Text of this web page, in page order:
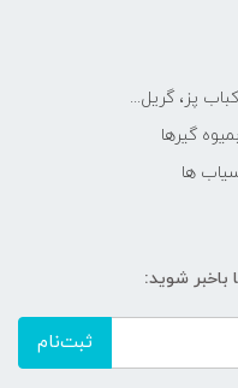
پز، گریل...
گیرها
ها
باخبر شوید:
ثبت‌نام